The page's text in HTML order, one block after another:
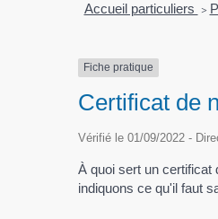
Accueil particuliers >
Fiche pratique
Certificat de
Vérifié le 01/09/2022 -
À quoi sert un certificat
indiquons ce qu'il faut